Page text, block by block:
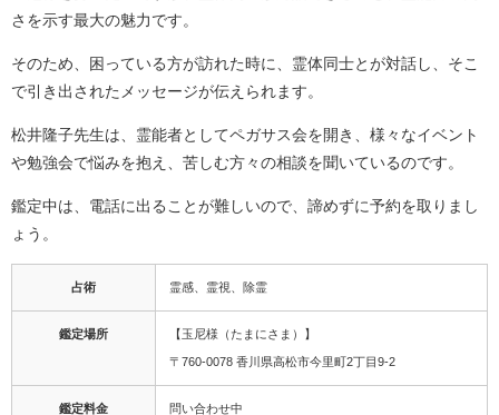
さを示す最大の魅力です。
そのため、困っている方が訪れた時に、霊体同士とが対話し、そこ
で引き出されたメッセージが伝えられます。
松井隆子先生は、霊能者としてペガサス会を開き、様々なイベント
や勉強会で悩みを抱え、苦しむ方々の相談を聞いているのです。
鑑定中は、電話に出ることが難しいので、諦めずに予約を取りまし
ょう。
占術 霊感、霊視、除霊
鑑定場所 【玉尼様（たまにさま）】
〒760-0078 香川県高松市今里町2丁目9-2
鑑定料金 問い合わせ中